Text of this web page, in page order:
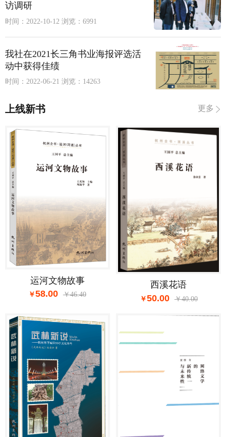
访调研
时间：2022-10-12 浏览：6991
我社在2021长三角书业海报评选活
动中获得佳绩
时间：2022-06-21 浏览：14263
上线新书 更多
运河文物故事
58.00
46.40
西溪花语
50.00
40.00